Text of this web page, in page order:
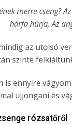
merre cseng?
hárfa húrja, Az
az utolsó
szinte
is ennyire
ujjongani és
rózsatőről